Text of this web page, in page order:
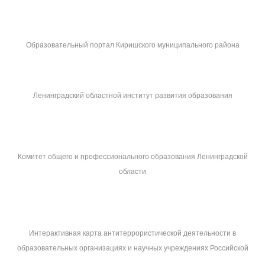
Образовательный портал Киришского муниципального района
Ленинградский областной институт развития образования
Комитет общего и профессионального образования Ленинградской
области
Интерактивная карта антитеррористической деятельности в
образовательных организациях и научных учреждениях Российской